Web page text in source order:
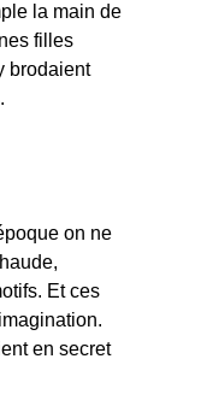
la main de
filles
brodaient
on ne
Et ces
en secret